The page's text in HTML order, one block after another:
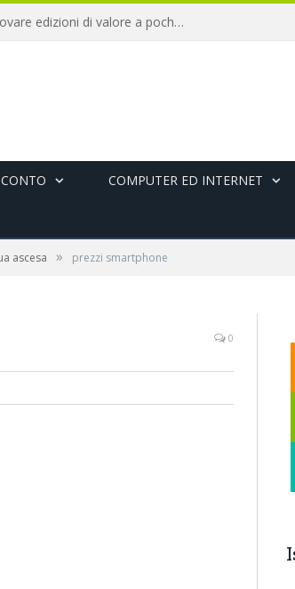
Libri antichi e collezionismo: come scovare edizioni di valore a pochi euro
COMPUTER ED INTERNET
ascesa » prezzi smartphone
0